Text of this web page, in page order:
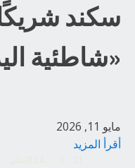
سكند شريكًا
«شاطئية
مايو 11, 2026
أقرأ المزيد
2
3
124
التالي